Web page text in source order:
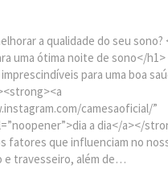
a qualidade do seu sono?
uma ótima noite de sono</h1>
para uma boa
camesaoficial/”
a dia</a></
fatores que influenciam no
e travesseiro, além de…